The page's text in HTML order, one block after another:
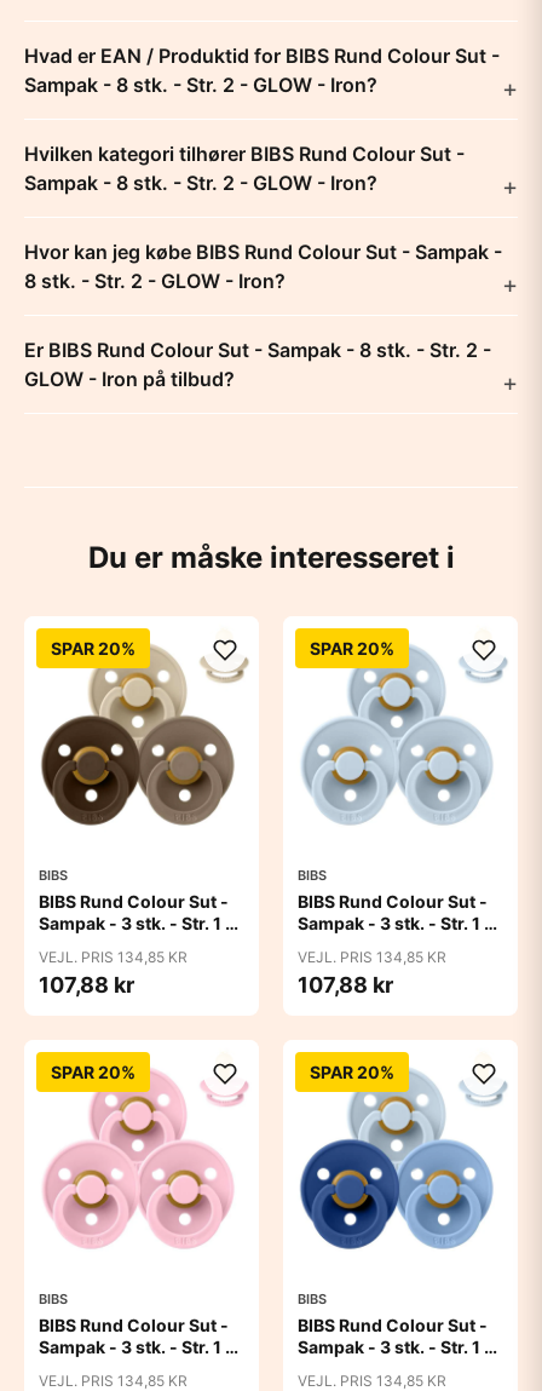
Hvad er EAN / Produktid for BIBS Rund Colour Sut -
Sampak - 8 stk. - Str. 2 - GLOW - Iron?
Hvilken kategori tilhører BIBS Rund Colour Sut -
Sampak - 8 stk. - Str. 2 - GLOW - Iron?
Hvor kan jeg købe BIBS Rund Colour Sut - Sampak -
8 stk. - Str. 2 - GLOW - Iron?
Er BIBS Rund Colour Sut - Sampak - 8 stk. - Str. 2 -
GLOW - Iron på tilbud?
Du er måske interesseret i
SPAR 20%
BIBS
BIBS Rund Colour Sut -
Sampak - 3 stk. - Str. 1 -
VEJL. PRIS 134,85 KR
107,88 kr
SPAR 20%
BIBS
BIBS Rund Colour Sut -
Sampak - 3 stk. - Str. 1 -
VEJL. PRIS 134,85 KR
107,88 kr
SPAR 20%
BIBS
BIBS Rund Colour Sut -
Sampak - 3 stk. - Str. 1 -
VEJL. PRIS 134,85 KR
SPAR 20%
BIBS
BIBS Rund Colour Sut -
Sampak - 3 stk. - Str. 1 -
VEJL. PRIS 134,85 KR